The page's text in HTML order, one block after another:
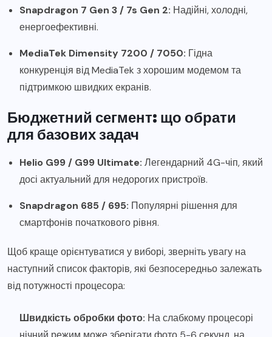
Snapdragon 7 Gen 3 / 7s Gen 2: Надійні, холодні,
енергоефективні.
MediaTek Dimensity 7200 / 7050: Гідна
конкуренція від MediaTek з хорошим модемом та
підтримкою швидких екранів.
Бюджетний сегмент: що обрати
для базових задач
Helio G99 / G99 Ultimate: Легендарний 4G-чіп, який
досі актуальний для недорогих пристроїв.
Snapdragon 685 / 695: Популярні рішення для
смартфонів початкового рівня.
Щоб краще орієнтуватися у виборі, зверніть увагу на
наступний список факторів, які безпосередньо залежать
від потужності процесора:
Швидкість обробки фото: На слабкому процесорі